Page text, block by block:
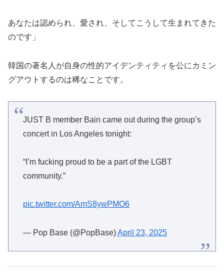
あなたは認められ、愛され、そしてこうして生まれてきた
のです」
韓国の著名人が自身の性的アイデンティティを公にカミン
グアウトするのは稀なことです。
JUST B member Bain came out during the group’s
concert in Los Angeles tonight:
“I’m fucking proud to be a part of the LGBT
community.”
pic.twitter.com/AmS8ywPMO6
— Pop Base (@PopBase)April 23, 2025